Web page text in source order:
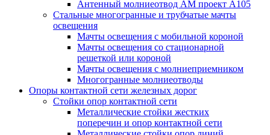
Антенный молниеотвод АМ проект А105
Стальные многогранные и трубчатые мачты
освещения
Мачты освещения с мобильной короной
Мачты освещения со стационарной
решеткой или короной
Мачты освещения с молниеприемником
Многогранные молниеотводы
Опоры контактной сети железных дорог
Стойки опор контактной сети
Металлические стойки жестких
поперечин и опор контактной сети